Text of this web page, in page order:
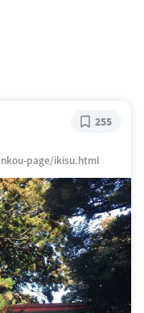
page/ikisu.html
255